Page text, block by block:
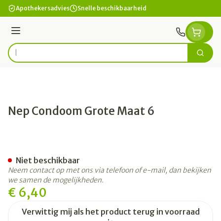
Ga naar de inhoud
Apothekersadvies Snelle beschikbaarheid
Menu
Product, merk, categorie... Zoek
Nep Condoom Grote Maat 6
€ 6,40
Verwittig mij als het product terug in voorraad
Niet beschikbaar
Neem contact op met ons via telefoon of e-mail, dan bekijken
we samen de mogelijkheden.